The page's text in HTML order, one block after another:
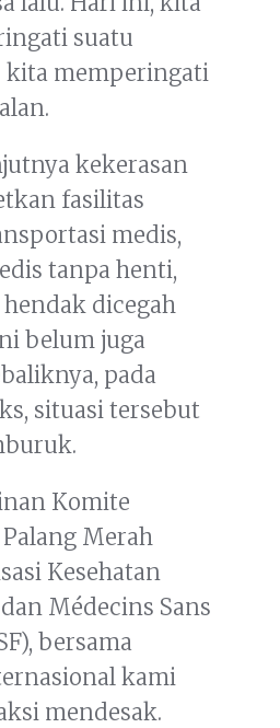
suatu
kita memperingati
kekerasan
fasilitas
medis,
tanpa henti,
dicegah
belum juga
pada
situasi tersebut
Komite
Merah
Kesehatan
Médecins Sans
bersama
kami
mendesak.